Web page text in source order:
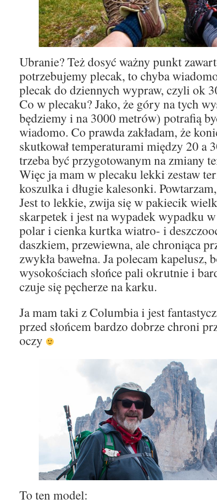
Ubranie? Też dosyć ważny punkt
potrzebujemy plecak, to chyba
plecak do dziennych wypraw, czyli ok
Co w plecaku? Jako, że góry na tych
będziemy i na 3000 metrów) potrafią
wiadomo. Co prawda zakładam, że
skutkował temperaturami między 20 a
trzeba być przygotowanym na zmiany
Więc ja mam w plecaku lekki zestaw
koszulka i długie kalesonki.
Jest to lekkie, zwija się w pakiecik
skarpetek i jest na wypadek wypadku
polar i cienka kurtka wiatro- i
daszkiem, przewiewna, ale chroniąca
zwykła bawełna. Ja polecam kapelusz,
wysokościach słońce pali okrutnie i
czuje się pęcherze na karku.
Ja mam taki z Columbia i jest
przed słońcem bardzo dobrze chroni
oczy
To ten model: